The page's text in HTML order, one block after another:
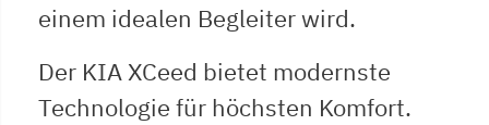
einem idealen Begleiter wird.
Der KIA XCeed bietet modernste
Technologie für höchsten Komfort.